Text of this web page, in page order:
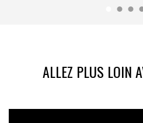
ALLEZ PLUS LOIN